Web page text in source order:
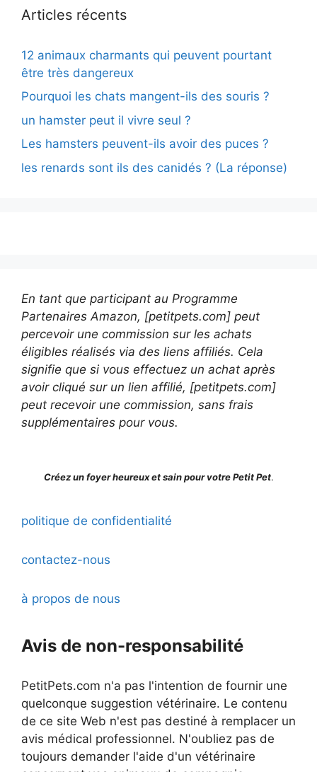
Articles récents
12 animaux charmants qui peuvent pourtant
être très dangereux
Pourquoi les chats mangent-ils des souris ?
un hamster peut il vivre seul ?
Les hamsters peuvent-ils avoir des puces ?
les renards sont ils des canidés ? (La réponse)
En tant que participant au Programme
Partenaires Amazon, [petitpets.com] peut
percevoir une commission sur les achats
éligibles réalisés via des liens affiliés. Cela
signifie que si vous effectuez un achat après
avoir cliqué sur un lien affilié, [petitpets.com]
peut recevoir une commission, sans frais
supplémentaires pour vous.
Créez un foyer heureux et sain pour votre Petit Pet.
politique de confidentialité
contactez-nous
à propos de nous
Avis de non-responsabilité
PetitPets.com n'a pas l'intention de fournir une
quelconque suggestion vétérinaire. Le contenu
de ce site Web n'est pas destiné à remplacer un
avis médical professionnel. N'oubliez pas de
toujours demander l'aide d'un vétérinaire